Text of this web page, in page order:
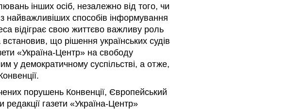
інших осіб, незалежно від того, чи
найважливіших способів інформування
відіграє свою життєво важливу роль
що рішення українських судів
«Україна-Центр» на свободу
у демократичному суспільстві, а отже,
порушень Конвенції, Європейський
редакції газети «Україна-Центр»